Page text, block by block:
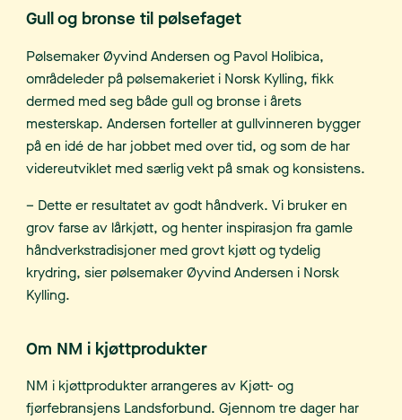
Gull og bronse til pølsefaget
Pølsemaker Øyvind Andersen og Pavol Holibica,
områdeleder på pølsemakeriet i Norsk Kylling, fikk
dermed med seg både gull og bronse i årets
mesterskap. Andersen forteller at gullvinneren bygger
på en idé de har jobbet med over tid, og som de har
videreutviklet med særlig vekt på smak og konsistens.
– Dette er resultatet av godt håndverk. Vi bruker en
grov farse av lårkjøtt, og henter inspirasjon fra gamle
håndverkstradisjoner med grovt kjøtt og tydelig
krydring, sier pølsemaker Øyvind Andersen i Norsk
Kylling.
Om NM i kjøttprodukter
NM i kjøttprodukter arrangeres av Kjøtt- og
fjørfebransjens Landsforbund. Gjennom tre dager har